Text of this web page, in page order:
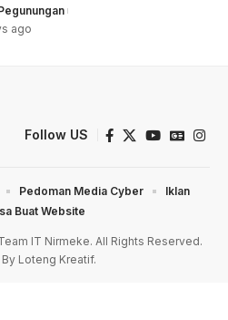
ago
Follow US
IT Nirmeke. All Rights Reserved.
Loteng Kreatif.
Pedoman Media Cyber
Iklan
Buat Website